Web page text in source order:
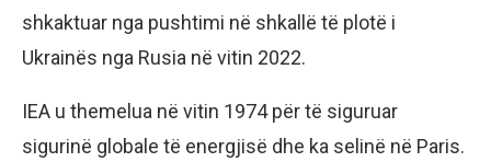
shkaktuar nga pushtimi në shkallë të plotë i
Ukrainës nga Rusia në vitin 2022.
IEA u themelua në vitin 1974 për të siguruar
sigurinë globale të energjisë dhe ka selinë në Paris.